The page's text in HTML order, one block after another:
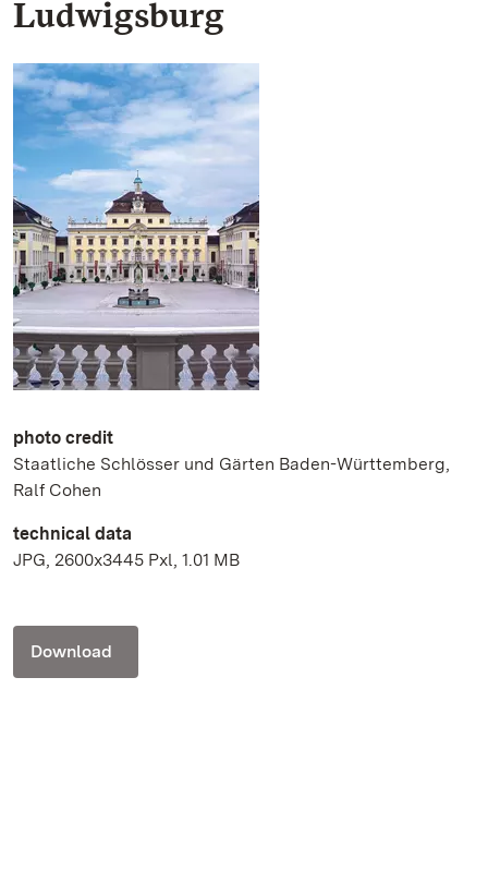
Ludwigsburg
photo credit
Staatliche Schlösser und Gärten Baden-Württemberg,
Ralf Cohen
technical data
JPG, 2600x3445 Pxl, 1.01 MB
Download